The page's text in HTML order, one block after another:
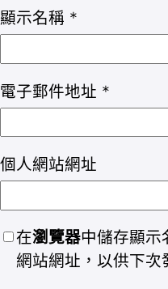
顯示名稱 *
電子郵件地址 *
個人網站網址
在瀏覽器中儲存顯示
網站網址，以供下次